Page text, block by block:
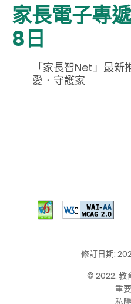
家長電子專
8日
「家長智Net」最新
愛．守護家
修訂日期:
© 2022. 教
重